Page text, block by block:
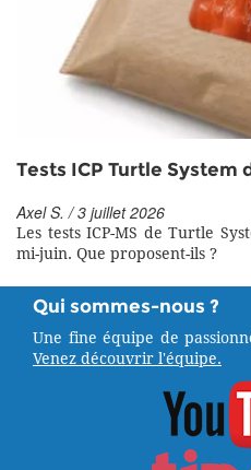
Tests ICP Turtle System
Axel S. / 3 juillet 2026
Les tests ICP-MS de Turtle
mi-juin. Que proposent-ils ?
Qui sommes-nous ?
Une fine équipe de
Venez découvrir l'équipe.